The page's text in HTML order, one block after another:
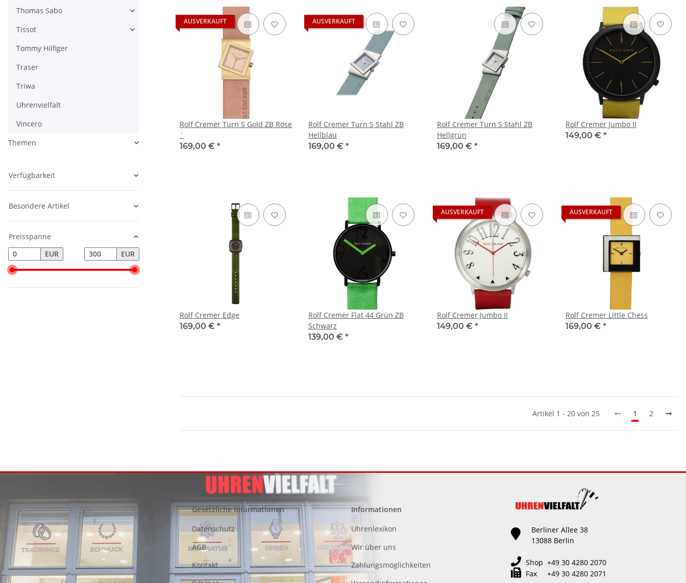
AUSVERKAUFT
Rolf Cremer Turn S Gold ZB Rose
´
169,00 € *
AUSVERKAUFT
Rolf Cremer Turn S Stahl ZB
Hellblau
169,00 € *
Rolf Cremer Turn S Stahl ZB
Hellgrün
169,00 € *
Rolf Cremer Jumbo II
149,00 € *
Rolf Cremer Edge
169,00 € *
Rolf Cremer Flat 44 Grün ZB
Schwarz
139,00 € *
AUSVERKAUFT
Rolf Cremer Jumbo II
149,00 € *
AUSVERKAUFT
Rolf Cremer Little Chess
169,00 € *
Artikel 1 - 20 von 25 1 2
Thomas Sabo
Tissot
Tommy Hilfiger
Traser
Triwa
Uhrenvielfalt
Vincero
Themen
Verfügbarkeit
Besondere Artikel
Preisspanne
EUR
EUR
Gesetzliche Informationen
Datenschutz
AGB
Kontakt
Informationen
Uhrenlexikon
Wir über uns
Zahlungsmöglichkeiten
Berliner Allee 38
13088 Berlin
Shop +49 30 4280 2070
Fax +49 30 4280 2071